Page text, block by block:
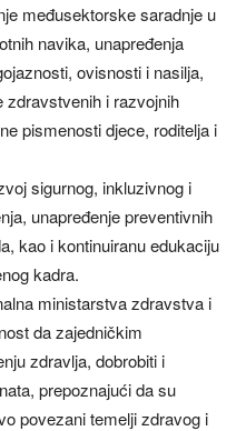
međusektorske saradnje u
navika, unapređenja
ovisnosti i nasilja,
zdravstvenih i razvojnih
pismenosti djece, roditelja i
sigurnog, inkluzivnog i
unapređenje preventivnih
kao i kontinuiranu edukaciju
kadra.
ministarstva zdravstva i
da zajedničkim
zdravlja, dobrobiti i
prepoznajući da su
povezani temelji zdravog i